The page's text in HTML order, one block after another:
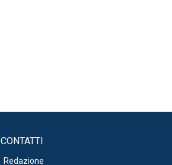
CONTATTI
Redazione